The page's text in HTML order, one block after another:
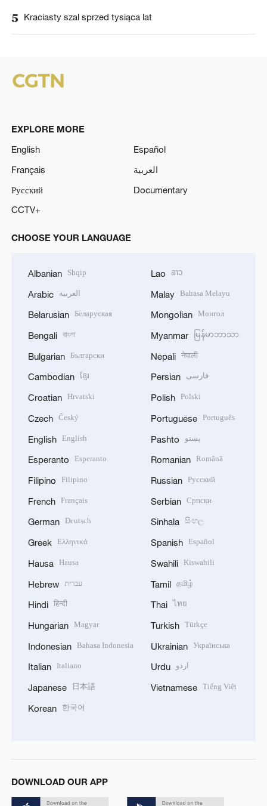
5 Kraciasty szal sprzed tysiąca lat
EXPLORE MORE
English
Español
Français
العربية
Русский
Documentary
CCTV+
CHOOSE YOUR LANGUAGE
Albanian Shqip
Arabic العربية
Belarusian Беларуская
Bengali বাংলা
Bulgarian Български
Cambodian ខ្មែរ
Croatian Hrvatski
Czech Český
English English
Esperanto Esperanto
Filipino Filipino
French Français
German Deutsch
Greek Ελληνικά
Hausa Hausa
Hebrew עברית
Hindi हिन्दी
Hungarian Magyar
Indonesian Bahasa Indonesia
Italian Italiano
Japanese 日本語
Korean 한국어
Lao ລາວ
Malay Bahasa Melayu
Mongolian Монгол
Myanmar မြန်မာဘာသာ
Nepali नेपाली
Persian فارسی
Polish Polski
Portuguese Português
Pashto پښتو
Romanian Română
Russian Русский
Serbian Српски
Sinhala සිංහල
Spanish Español
Swahili Kiswahili
Tamil தமிழ்
Thai ไทย
Turkish Türkçe
Ukrainian Українська
Urdu اردو
Vietnamese Tiếng Việt
DOWNLOAD OUR APP